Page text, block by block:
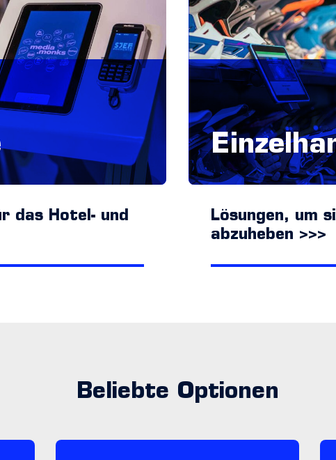
das Hotel- und
Lösungen, um
abzuheben >>>
Beliebte Optionen